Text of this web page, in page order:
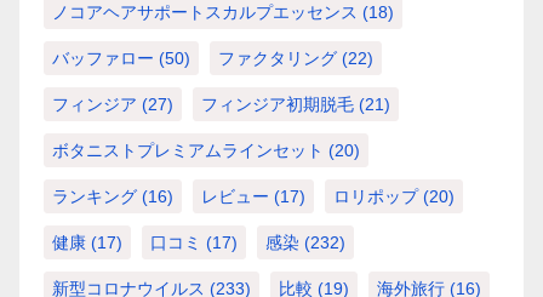
ノコアヘアサポートスカルプエッセンス (18)
バッファロー (50) ファクタリング (22)
フィンジア (27) フィンジア初期脱毛 (21)
ボタニストプレミアムラインセット (20)
ランキング (16) レビュー (17) ロリポップ(20)
健康 (17) 口コミ (17) 感染 (232)
新型コロナウイルス (233) 比較 (19) 海外旅行 (16)